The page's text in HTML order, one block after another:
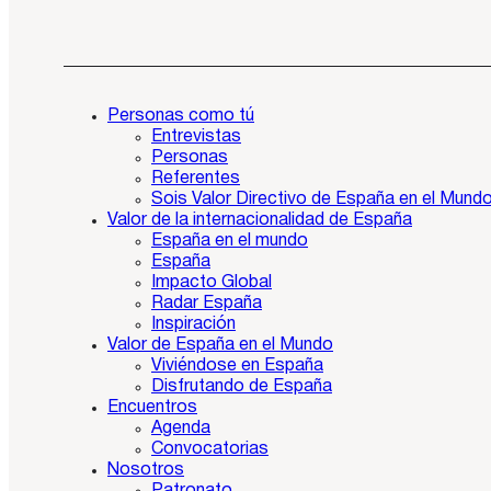
Personas como tú
Entrevistas
Personas
Referentes
Sois Valor Directivo de España en el
Valor de la internacionalidad de España
España en el mundo
España
Impacto Global
Radar España
Inspiración
Valor de España en el Mundo
Viviéndose en España
Disfrutando de España
Encuentros
Agenda
Convocatorias
Nosotros